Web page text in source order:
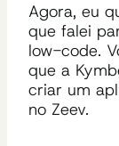
Agora, eu
que falei
low-code.
que a
criar um
no Zeev.